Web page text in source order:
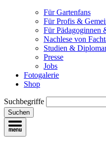
Für Gartenfans
Für Profis &
Für Pädagoginnen
Nachlese von
Studien &
Presse
Jobs
Fotogalerie
Shop
Suchbegriffe
Suchen